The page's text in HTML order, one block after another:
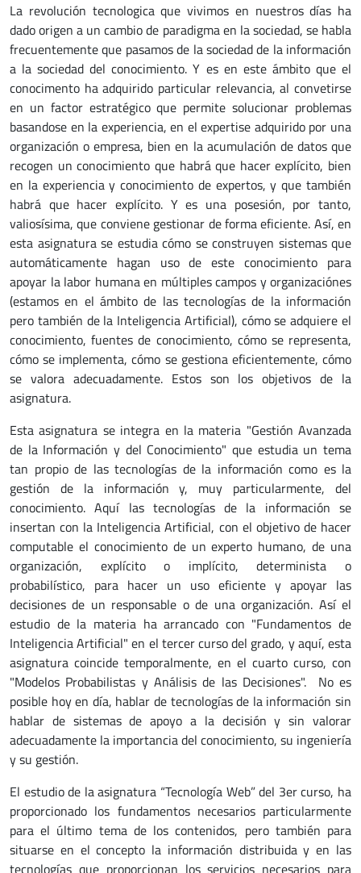
La revolución tecnologica que vivimos en nuestros días ha
dado origen a un cambio de paradigma en la sociedad, se habla
frecuentemente que pasamos de la sociedad de la información
a la sociedad del conocimiento. Y es en este ámbito que el
conocimento ha adquirido particular relevancia, al convetirse
en un factor estratégico que permite solucionar problemas
basandose en la experiencia, en el expertise adquirido por una
organización o empresa, bien en la acumulación de datos que
recogen un conocimiento que habrá que hacer explícito, bien
en la experiencia y conocimiento de expertos, y que también
habrá que hacer explícito. Y es una posesión, por tanto,
valiosísima, que conviene gestionar de forma eficiente. Así, en
esta asignatura se estudia cómo se construyen sistemas que
automáticamente hagan uso de este conocimiento para
apoyar la labor humana en múltiples campos y organizaciónes
(estamos en el ámbito de las tecnologías de la información
pero también de la Inteligencia Artificial), cómo se adquiere el
conocimiento, fuentes de conocimiento, cómo se representa,
cómo se implementa, cómo se gestiona eficientemente, cómo
se valora adecuadamente. Estos son los objetivos de la
asignatura.
Esta asignatura se integra en la materia "Gestión Avanzada
de la Información y del Conocimiento" que estudia un tema
tan propio de las tecnologías de la información como es la
gestión de la información y, muy particularmente, del
conocimiento. Aquí las tecnologías de la información se
insertan con la Inteligencia Artificial, con el objetivo de hacer
computable el conocimiento de un experto humano, de una
organización, explícito o implícito, determinista o
probabilístico, para hacer un uso eficiente y apoyar las
decisiones de un responsable o de una organización. Así el
estudio de la materia ha arrancado con "Fundamentos de
Inteligencia Artificial" en el tercer curso del grado, y aquí, esta
asignatura coincide temporalmente, en el cuarto curso, con
"Modelos Probabilistas y Análisis de las Decisiones". No es
posible hoy en día, hablar de tecnologías de la información sin
hablar de sistemas de apoyo a la decisión y sin valorar
adecuadamente la importancia del conocimiento, su ingeniería
y su gestión.
El estudio de la asignatura “Tecnología Web” del 3er curso, ha
proporcionado los fundamentos necesarios particularmente
para el último tema de los contenidos, pero también para
situarse en el concepto la información distribuida y en las
tecnologías que proporcionan los servicios necesarios para